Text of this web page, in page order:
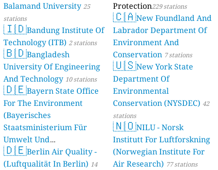
stations
Balamand University25
stations
🇮🇩Bandung Institute Of
Technology (ITB) 2 stations
🇧🇩Bangladesh
University Of Engineering
And Technology 10 stations
🇩🇪Bayern State Office
For The Environment
(Bayerisches
Staatsministerium Für
Umwelt Und
Verbraucherschutz) - LfU
46 stations
🇩🇪Berlin Air Quality -
(Luftqualität In Berlin) 14
Protection229 stations
🇨🇦New Foundland And
Labrador Department Of
Environment And
Conservation 7 stations
🇺🇸New York State
Department Of
Environmental
Conservation (NYSDEC) 42
stations
🇳🇴NILU - Norsk
Institutt For Luftforskning
(Norwegian Institute For
Air Research) 77 stations